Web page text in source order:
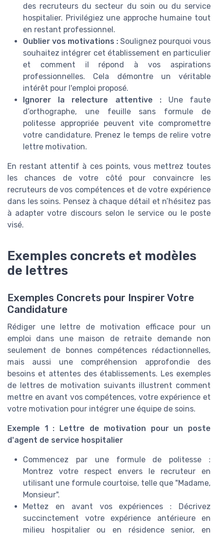
des recruteurs du secteur du soin ou du service
hospitalier. Privilégiez une approche humaine tout
en restant professionnel.
Oublier vos motivations : Soulignez pourquoi vous
souhaitez intégrer cet établissement en particulier
et comment il répond à vos aspirations
professionnelles. Cela démontre un véritable
intérêt pour l'emploi proposé.
Ignorer la relecture attentive :Une faute
d’orthographe, une feuille sans formule de
politesse appropriée peuvent vite compromettre
votre candidature. Prenez le temps de relire votre
lettre motivation.
En restant attentif à ces points, vous mettrez toutes
les chances de votre côté pour convaincre les
recruteurs de vos compétences et de votre expérience
dans les soins. Pensez à chaque détail et n’hésitez pas
à adapter votre discours selon le service ou le poste
visé.
Exemples concrets et modèles
de lettres
Exemples Concrets pour Inspirer Votre
Candidature
Rédiger une lettre de motivation efficace pour un
emploi dans une maison de retraite demande non
seulement de bonnes compétences rédactionnelles,
mais aussi une compréhension approfondie des
besoins et attentes des établissements. Les exemples
de lettres de motivation suivants illustrent comment
mettre en avant vos compétences, votre expérience et
votre motivation pour intégrer une équipe de soins.
Exemple 1 : Lettre de motivation pour un poste
d'agent de service hospitalier
Commencez par une formule de politesse :
Montrez votre respect envers le recruteur en
utilisant une formule courtoise, telle que "Madame,
Monsieur".
Mettez en avant vos expériences : Décrivez
succinctement votre expérience antérieure en
milieu hospitalier ou en résidence senior, en